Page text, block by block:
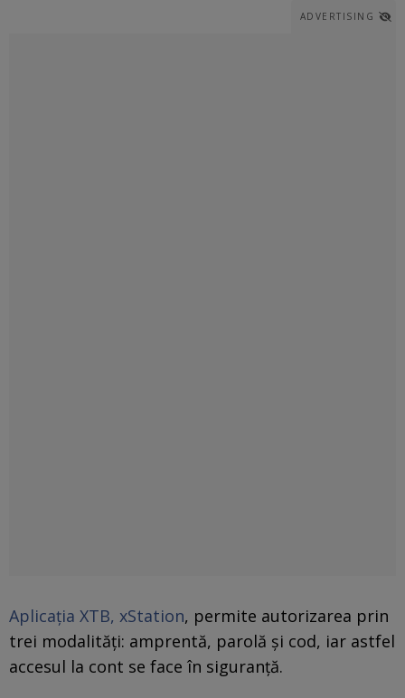
ADVERTISING
Aplicația XTB, xStation, permite autorizarea prin
trei modalități: amprentă, parolă și cod, iar astfel
accesul la cont se face în siguranță.